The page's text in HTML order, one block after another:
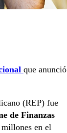
que anunció
(REP) fue
de Finanzas
en el